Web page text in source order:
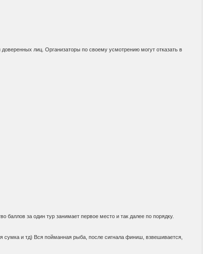
лиц. Организаторы по своему усмотрению могут отказать в
баллов за один тур занимает первое место и так далее по порядку.
и тд) Вся пойманная рыба, после сигнала финиш, взвешивается,